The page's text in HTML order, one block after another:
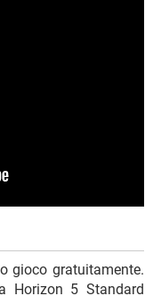
gioco gratuitamente.
Horizon 5 Standard